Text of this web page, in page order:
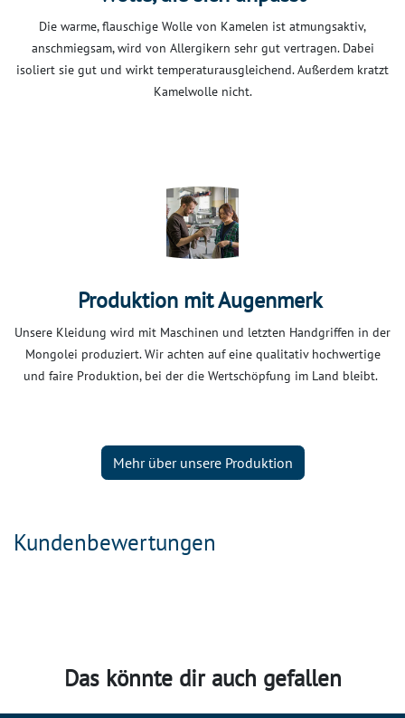
Die warme, flauschige Wolle von Kamelen ist atmungsaktiv,
anschmiegsam, wird von Allergikern sehr gut vertragen. Dabei
isoliert sie gut und wirkt temperaturausgleichend. Außerdem kratzt
Kamelwolle nicht.
Produktion mit Augenmerk
Unsere Kleidung wird mit Maschinen und letzten Handgriffen in der
Mongolei produziert. Wir achten auf eine qualitativ hochwertige
und faire Produktion, bei der die Wertschöpfung im Land bleibt.
Mehr über unsere Produktion
Kundenbewertungen
Das könnte dir auch gefallen